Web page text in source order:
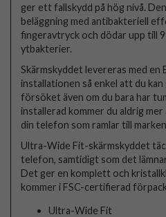
ger ett fallskydd på hög nivå.
beläggning med antibakteriell
fingeravtryck och dödar upp till
ytbakterier.
Skärmskyddet levereras med en
installationen så enkel att du
försöket även om du bara har
installerad kommer du aldrig
din telefon som ramlar till
Ultra-Wide Fit-skärmskyddet
telefon, samtidigt som det
Det ger en komplett och
kommer i FSC-certifierad
Ultra-Wide Fit